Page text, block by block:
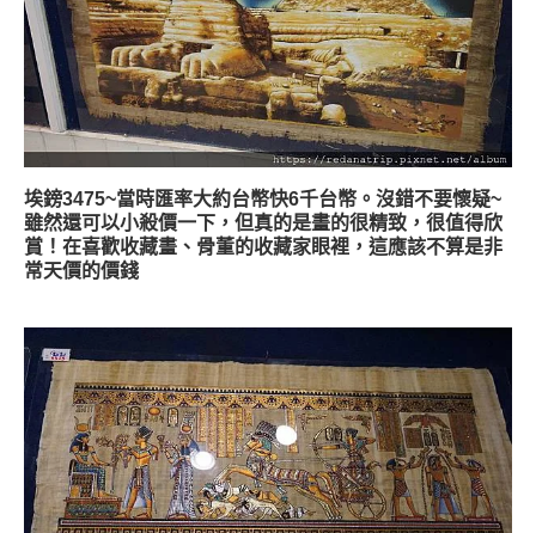
埃鎊3475~當時匯率大約台幣快6千台幣。沒錯不要懷疑~
雖然還可以小殺價一下，但真的是畫的很精致，很值得欣
賞！在喜歡收藏畫、骨董的收藏家眼裡，這應該不算是非
常天價的價錢